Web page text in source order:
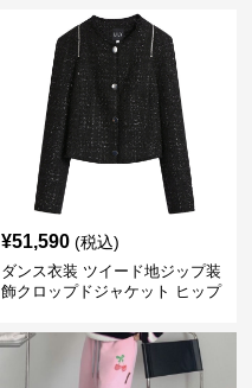
¥51,590 (税込)
ダンス衣装 ツイード地ジップ装
飾クロップドジャケット ヒップ